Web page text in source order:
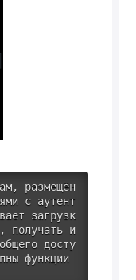
размещён
с аутент
загрузк
получать и
досту
функции